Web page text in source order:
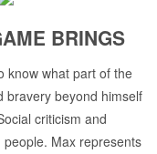
BRINGS
know what part of the
bravery beyond himself
criticism and
Max represents